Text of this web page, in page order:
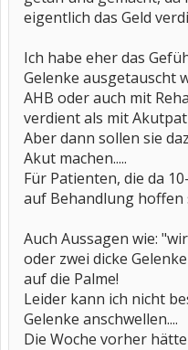
eigentlich das Geld
Ich habe eher das
Gelenke ausgetauscht
AHB oder auch mit
verdient als mit
Aber dann sollen sie
Akut machen.....
Für Patienten, die da
auf Behandlung
Auch Aussagen wie:
oder zwei dicke
auf die Palme!
Leider kann ich nicht
Gelenke anschwellen....
Die Woche vorher